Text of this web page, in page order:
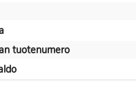
tuotenumero